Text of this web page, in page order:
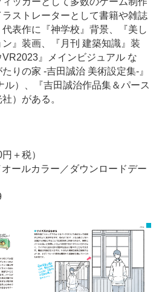
ストレーターとして書籍や雑誌
表作に『神学校』背景、『美し
』装画、『月刊 建築知識』装
』メインビジュアル な
りの家 -吉田誠治 美術設定集-』
ル）、『吉田誠治作品集＆パース
）がある。
＋税）
ールカラー／ダウンロードデー